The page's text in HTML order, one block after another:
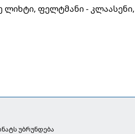
ლიხტი, ფელტმანი -
უბრუნდება